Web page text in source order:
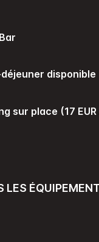
déjeuner disponible
sur place (17
LES